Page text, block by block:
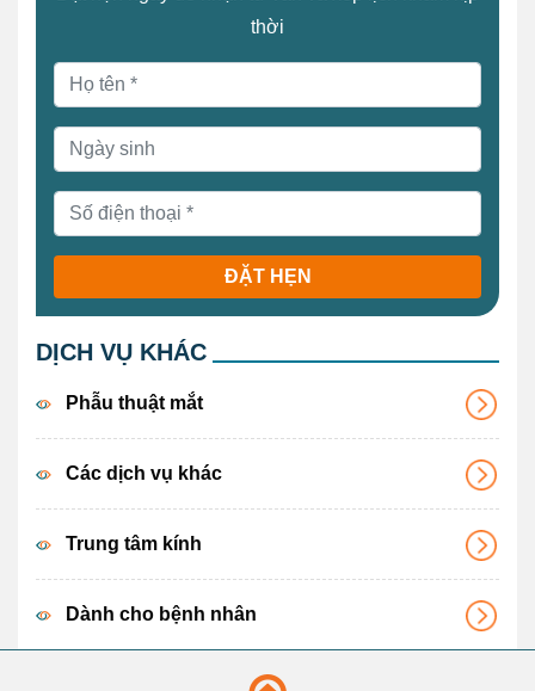
thời
ĐẶT HẸN
DỊCH VỤ KHÁC
Phẫu thuật mắt
Các dịch vụ khác
Trung tâm kính
Dành cho bệnh nhân